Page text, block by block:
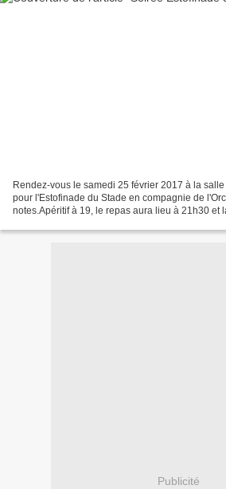
Rendez-vous le samedi 25 février 2017 à la
pour l'Estofinade du Stade en compagnie de
notes.Apéritif à 19, le repas aura lieu à 21h30 et
Publicité